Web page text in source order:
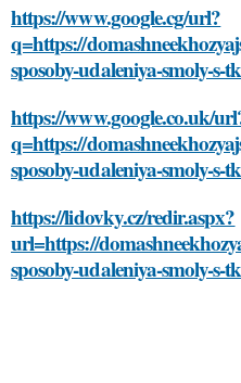
https://www.google.cg/url?
q=https://
sposoby-udaleniya-smoly-s-
https://www.google.co.uk/
q=https://
sposoby-udaleniya-smoly-s-
https://lidovky.cz/redir.aspx?
url=https://
sposoby-udaleniya-smoly-s-